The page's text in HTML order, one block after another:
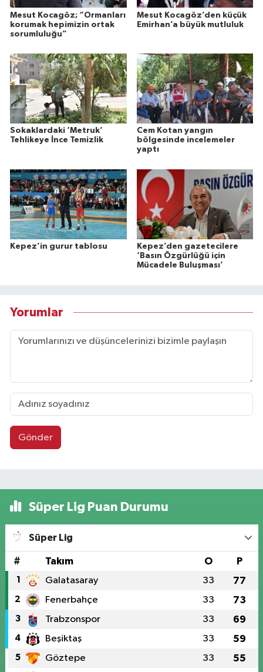
Mesut Kocagöz; “Ormanları
korumak hepimizin ortak
sorumluluğu”
Mesut Kocagöz’den küçük
Emirhan’a büyük mutluluk
Sokaklardaki ‘Metruk’
Tehlikeye İnce Temizlik
Cem Kotan yangın
bölgesinde incelemeler
yaptı
Kepez’in gurur tablosu
Kepez’den gazetecilere
‘Basın Özgürlüğü için
Mücadele Buluşması’
Yorumlar
Gönder
Süper Lig Puan Durumu
Süper Lig
# Takım O P
1 Galatasaray 33 77
2 Fenerbahçe 33 73
3 Trabzonspor 33 69
4 Beşiktaş 33 59
5 Göztepe 33 55